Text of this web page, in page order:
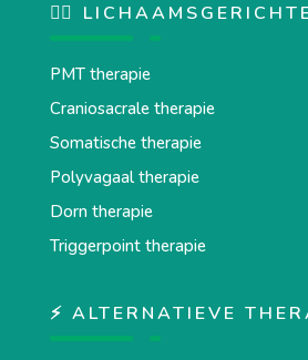
💆‍♂️
PMT therapie
Craniosacrale therapie
Somatische therapie
Polyvagaal therapie
Dorn therapie
Triggerpoint therapie
⚡ ALTERNATIEVE